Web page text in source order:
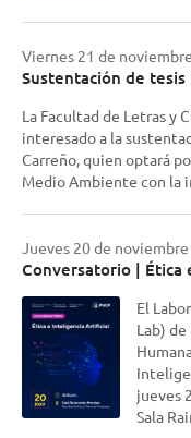
Viernes 21 de
Sustentación de
La Facultad de Letras y
interesado a la
Carreño, quien optará
Medio Ambiente con la
Jueves 20 de noviembre
Conversatorio |
El
Lab)
jueves
Sala